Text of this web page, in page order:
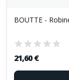
BOUTTE -
21,60 €